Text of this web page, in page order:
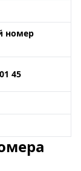
номер
45